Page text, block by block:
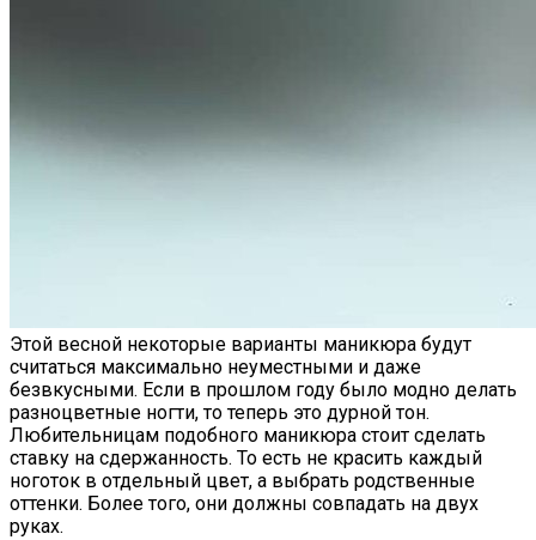
Этой весной некоторые варианты маникюра будут
считаться максимально неуместными и даже
безвкусными. Если в прошлом году было модно делать
разноцветные ногти, то теперь это дурной тон.
Любительницам подобного маникюра стоит сделать
ставку на сдержанность. То есть не красить каждый
ноготок в отдельный цвет, а выбрать родственные
оттенки. Более того, они должны совпадать на двух
руках.